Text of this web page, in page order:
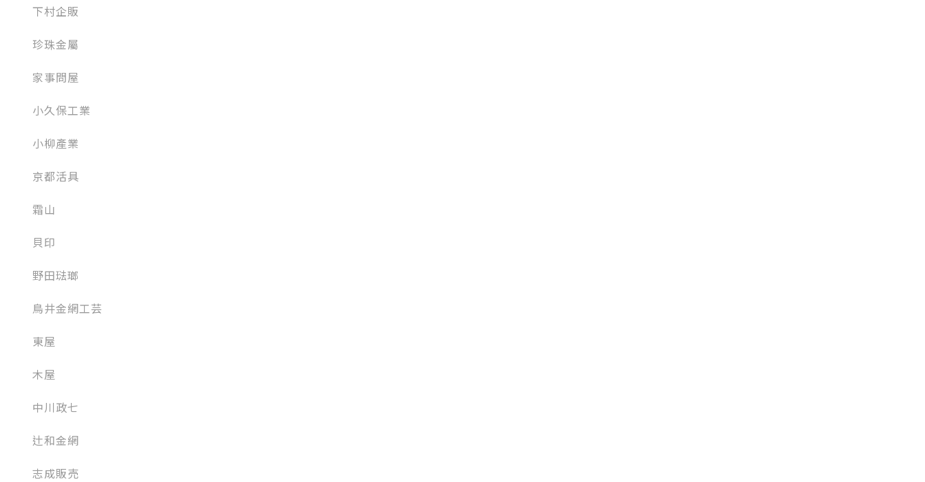
下村企販
珍珠金屬
家事問屋
小久保工業
小柳產業
京都活具
霜山
貝印
野田琺瑯
鳥井金網工芸
東屋
木屋
中川政七
辻和金網
志成販売